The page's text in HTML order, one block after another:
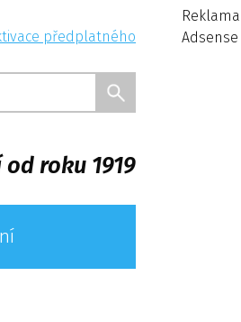
předplatného
roku 1919
Reklama
Adsense